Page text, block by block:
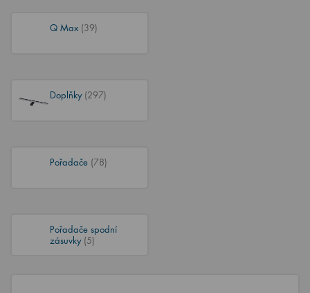
Q Max (39)
Doplňky (297)
Pořadače (78)
Pořadače spodní
zásuvky (5)